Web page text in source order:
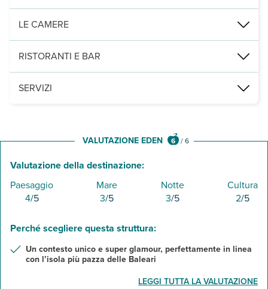
di sabbia, a 500 m, attrezzata con ombrelloni e lettini a
LE CAMERE
113 camere (22 m ) distribuite su 3 piani, tutte con servizi
RISTORANTI E BAR
a pagamento, 2 ristoranti à la carte The Palm, La Bambola e un
SERVIZI
VALUTAZIONE EDEN 6 /6
Valutazione della destinazione:
Paesaggio
4/5
Mare
3/5
Notte
3/5
Cultura
2/5
Perché scegliere questa struttura:
Un contesto unico e super glamour, perfettamente in linea
con l’isola più pazza delle Baleari
LEGGI TUTTA LA VALUTAZIONE